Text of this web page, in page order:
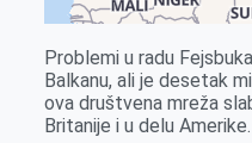
Problemi u radu
Balkanu, ali je desetak
ova društvena mreža
Britanije i u delu Amerike.